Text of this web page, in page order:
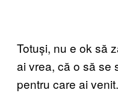
Totuși, nu e ok să
ai vrea, că o să se
pentru care ai